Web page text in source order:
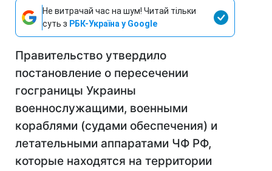
Не витрачай час на шум! Читай тільки
суть з РБК-Україна у Google
Правительство утвердило
постановление о пересечении
госграницы Украины
военнослужащими, военными
кораблями (судами обеспечения) и
летательными аппаратами ЧФ РФ,
которые находятся на территории